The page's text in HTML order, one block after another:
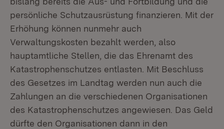
persönliche Schutzausrüstung finanzieren. Mit der
Erhöhung können nunmehr auch
Verwaltungskosten bezahlt werden, also
hauptamtliche Stellen, die das Ehrenamt des
Katastrophenschutzes entlasten. Mit Beschluss
des Gesetzes im Landtag werden nun auch die
Zahlungen an die verschiedenen Organisationen
des Katastrophenschutzes angewiesen. Das Geld
dürfte den Organisationen dann in den